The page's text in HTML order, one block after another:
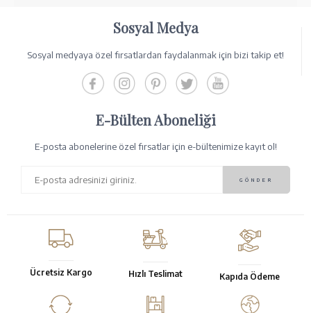
Sosyal Medya
Sosyal medyaya özel fırsatlardan faydalanmak için bizi takip et!
E-Bülten Aboneliği
E-posta abonelerine özel fırsatlar için e-bültenimize kayıt ol!
Ücretsiz Kargo Hızlı Teslimat Kapıda Ödeme